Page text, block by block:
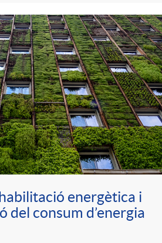
energètica i
del consum d’energia